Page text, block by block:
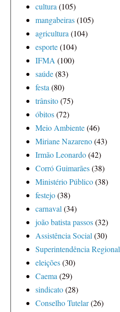
cultura (105)
mangabeiras(105)
agricultura (104)
esporte(104)
IFMA (100)
saúde(83)
festa (80)
trânsito(75)
óbitos(72)
Meio Ambiente(46)
Miriane Nazareno(43)
Irmão Leonardo(42)
Corró Guimarães(38)
Ministério Público(38)
festejo(38)
carnaval (34)
joão batista passos(32)
Assistência Social (30)
Superintendência Regional
eleições(30)
Caema (29)
sindicato(28)
Conselho Tutelar(26)